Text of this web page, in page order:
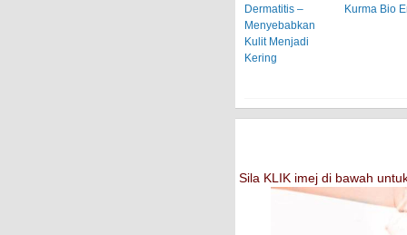
Dermatitis –
Menyebabkan
Kulit Menjadi
Kering
Kurma Bio
Sila KLIK imej di bawah